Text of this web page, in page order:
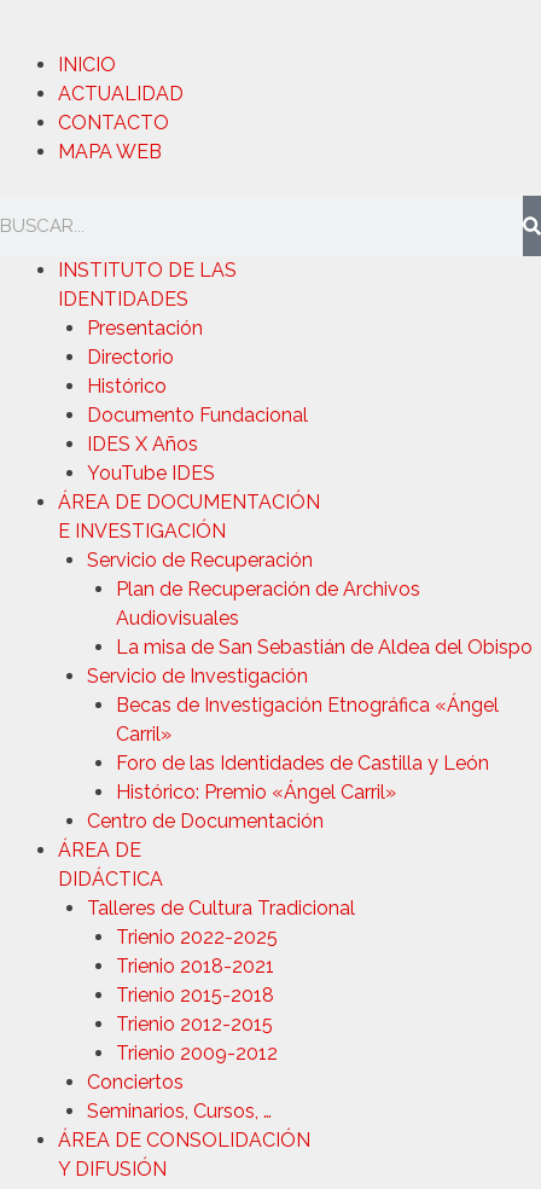
INICIO
ACTUALIDAD
CONTACTO
MAPA WEB
INSTITUTO DE LAS
IDENTIDADES
Presentación
Directorio
Histórico
Documento Fundacional
IDES X Años
YouTube IDES
ÁREA DE DOCUMENTACIÓN
E INVESTIGACIÓN
Servicio de Recuperación
Plan de Recuperación de Archivos
Audiovisuales
La misa de San Sebastián de Aldea del Obispo
Servicio de Investigación
Becas de Investigación Etnográfica «Ángel
Carril»
Foro de las Identidades de Castilla y León
Histórico: Premio «Ángel Carril»
Centro de Documentación
ÁREA DE
DIDÁCTICA
Talleres de Cultura Tradicional
Trienio 2022-2025
Trienio 2018-2021
Trienio 2015-2018
Trienio 2012-2015
Trienio 2009-2012
Conciertos
Seminarios, Cursos, …
ÁREA DE CONSOLIDACIÓN
Y DIFUSIÓN